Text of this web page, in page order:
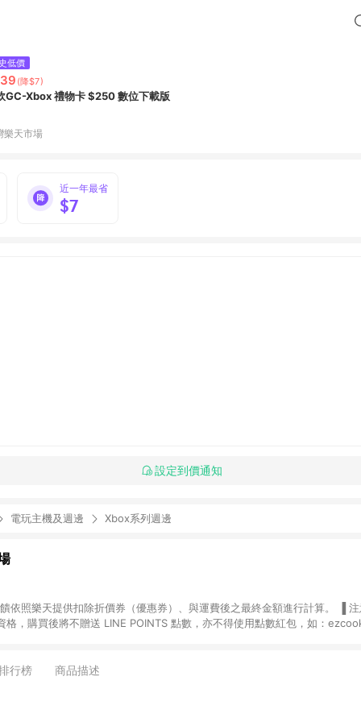
低價
(降$7)
GC-Xbox 禮物卡 $250 數位下載版
樂天市場
近一年最省
$7
設定到價通知
電玩主機及週邊 Xbox系列週邊
格，購買後將不贈送 LINE POINTS 點數，亦不得使用點數紅包，如：
結帳，則不符行榜 商品描述